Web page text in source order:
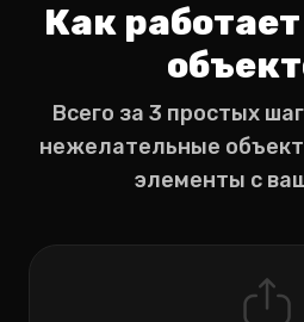
Как
Всего за 3 простых
нежелательные
элементы с